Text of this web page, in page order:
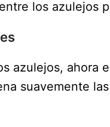
entre los azulejos
azulejos, ahora
suavemente